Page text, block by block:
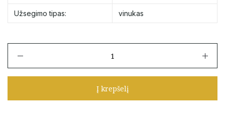
Užsegimo tipas: vinukas
Auksiniai
auskarai
Į krepšelį